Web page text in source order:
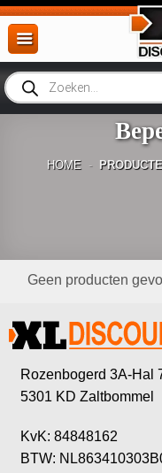
Ga
naar
inhoud
Producten
zoeken
HOME -
Geen producten
Rozenbogerd 3A-Hal
5301 KD Zaltbommel
KvK: 84848162
BTW: